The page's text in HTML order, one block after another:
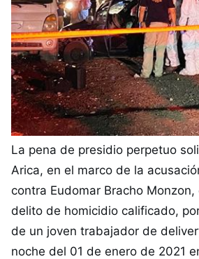
La pena de presidio perpetuo
Arica, en el marco de la
contra Eudomar Bracho
delito de homicidio calificado,
de un joven trabajador de
noche del 01 de enero de 2021